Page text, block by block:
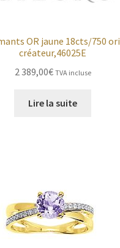
OR jaune 18cts/750
créateur,46025E
2 389,00€ TVA incluse
Lire la suite